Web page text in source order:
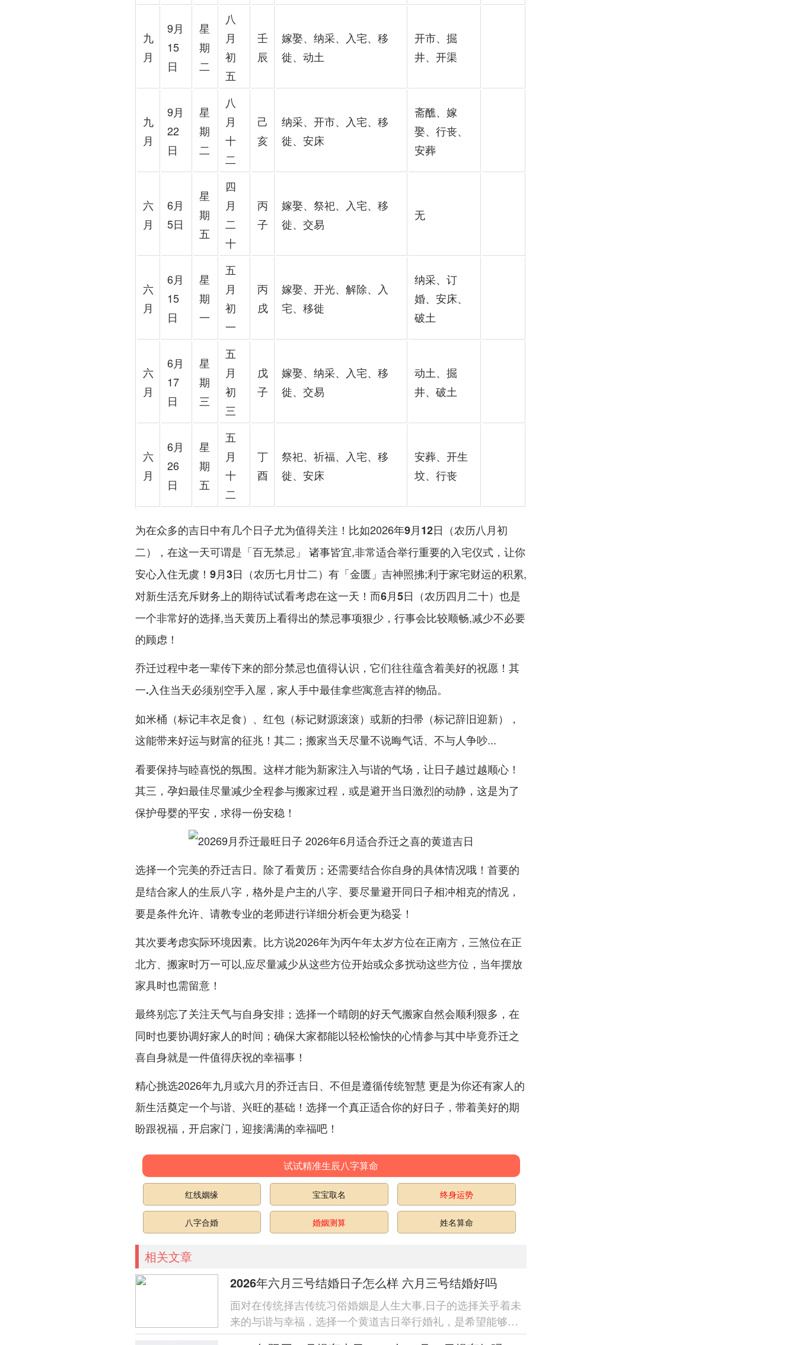
九
月
9月
15
日
星
期
二
八
月
初
五
壬
辰
嫁娶、纳采、入宅、移
徙、动土
开市、掘
井、开渠
九
月
9月
22
日
星
期
二
八
月
十
二
己
亥
纳采、开市、入宅、移
徙、安床
斋醮、嫁
娶、行丧、
安葬
六
月
6月
5日
星
期
五
四
月
二
十
丙
子
嫁娶、祭祀、入宅、移
徙、交易
无
六
月
6月
15
日
星
期
一
五
月
初
一
丙
戌
嫁娶、开光、解除、入
宅、移徙
纳采、订
婚、安床、
破土
六
月
6月
17
日
星
期
三
五
月
初
三
戊
子
嫁娶、纳采、入宅、移
徙、交易
动土、掘
井、破土
六
月
6月
26
日
星
期
五
五
月
十
二
丁
酉
祭祀、祈福、入宅、移
徙、安床
安葬、开生
坟、行丧
为在众多的吉日中有几个日子尤为值得关注！比如2026年9月12日（农历八月初
二）
，在这一天可谓是「百无禁忌」 诸事皆宜,非常适合举行重要的入宅仪式，让你
安心入住无虞！ 9月3日（农历七月廿二） 有「金匮」吉神照拂;利于家宅财运的积累,
对新生活充斥财务上的期待试试看考虑在这一天！而6月5日（农历四月二十） 也是
一个非常好的选择,当天黄历上看得出的禁忌事项狠少，行事会比较顺畅,减少不必要
的顾虑！
乔迁过程中老一辈传下来的部分禁忌也值得认识，它们往往蕴含着美好的祝愿！ 其
一.入住当天必须别空手入屋 ，家人手中最佳拿些寓意吉祥的物品。
如米桶（标记丰衣足食）、红包（标记财源滚滚）或新的扫帚（标记辞旧迎新），
这能带来好运与财富的征兆！ 其二；搬家当天尽量不说晦气话、不与人争吵...
看要保持与睦喜悦的氛围。这样才能为新家注入与谐的气场，让日子越过越顺心！
其三，孕妇最佳尽量减少全程参与搬家过程 ，或是避开当日激烈的动静，这是为了
保护母婴的平安，求得一份安稳！
选择一个完美的乔迁吉日。除了看黄历；还需要结合你自身的具体情况哦！ 首要的
是结合家人的生辰八字 ，格外是户主的八字、要尽量避开同日子相冲相克的情况，
要是条件允许、请教专业的老师进行详细分析会更为稳妥！
其次要考虑实际环境因素。比方说2026年为丙午年太岁方位在正南方，三煞位在正
北方、搬家时万一可以,应尽量减少从这些方位开始或众多扰动这些方位，当年摆放
家具时也需留意！
最终别忘了关注天气与自身安排 ；选择一个晴朗的好天气搬家自然会顺利狠多，在
同时也要协调好家人的时间；确保大家都能以轻松愉快的心情参与其中毕竟乔迁之
喜自身就是一件值得庆祝的幸福事！
精心挑选2026年九月或六月的乔迁吉日、不但是遵循传统智慧 更是为你还有家人的
新生活奠定一个与谐、兴旺的基础！选择一个真正适合你的好日子，带着美好的期
盼跟祝福，开启家门，迎接满满的幸福吧！
试试精准生辰八字算命
红线姻缘 宝宝取名 终身运势
八字合婚 婚姻测算 姓名算命
相关文章
2026年六月三号结婚日子怎么样 六月三号结婚好吗
面对在传统择吉传统习俗婚姻是人生大事,日子的选择关乎着未
来的与谐与幸福，选择一个黄道吉日举行婚礼，是希望能够的
到天时的庇佑；让婚姻生活美...